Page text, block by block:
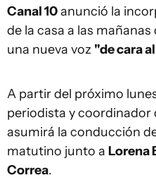
Canal 10anunció la
de la casa a las mañanas
una nueva voz "de cara
A partir del próximo
periodista y coordinador
asumirá la conducción
matutino junto a Lorena
Correa.